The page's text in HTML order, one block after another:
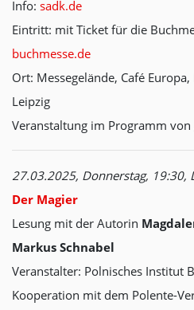
Info: sadk.de
Eintritt: mit Ticket für die
buchmesse.de
Ort: Messegelände, Café
Leipzig
Veranstaltung im Programm von
27.03.2025, Donnerstag, 19:30,
Der Magier
Lesung mit der Autorin
Markus Schnabel
Veranstalter: Polnisches Institut
Kooperation mit dem Polente-